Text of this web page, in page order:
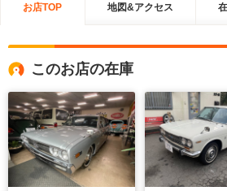
お店TOP 地図&アクセス
このお店の在庫